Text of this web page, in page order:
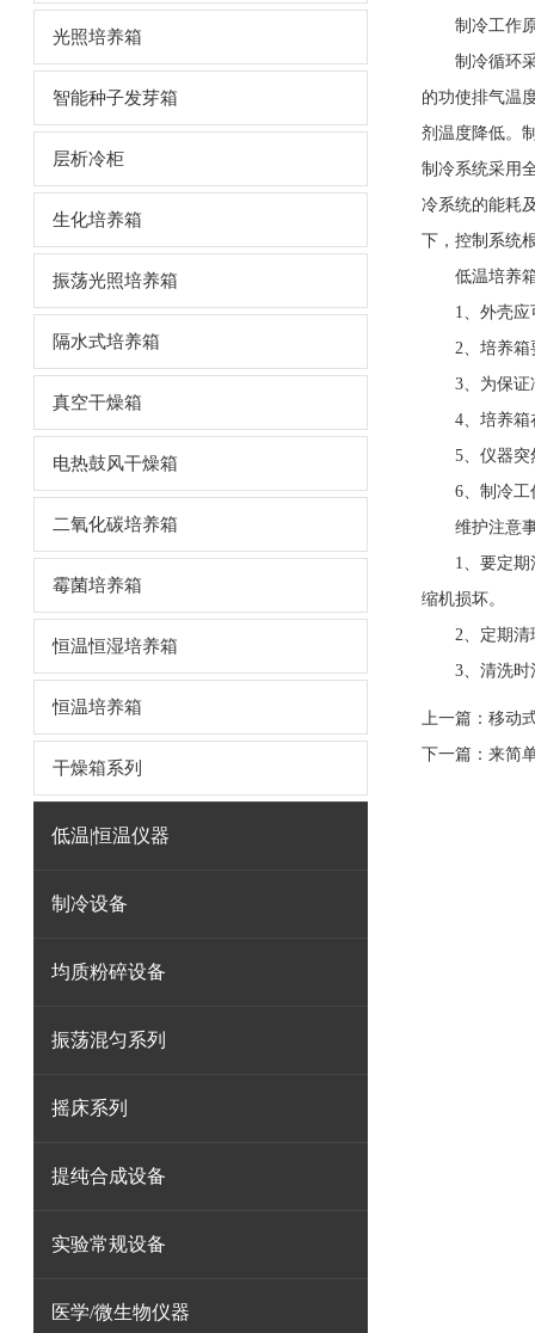
光照培养箱
智能种子发芽箱
层析冷柜
生化培养箱
振荡光照培养箱
隔水式培养箱
真空干燥箱
电热鼓风干燥箱
二氧化碳培养箱
霉菌培养箱
恒温恒湿培养箱
恒温培养箱
干燥箱系列
低温|恒温仪器
制冷设备
均质粉碎设备
振荡混匀系列
摇床系列
提纯合成设备
实验常规设备
医学/微生物仪器
制冷工作原
制冷循环采
的功使排气温
剂温度降低。
制冷系统采用
冷系统的能耗
下，控制系统
低温培养
1、外壳应
2、培养箱要
3、为保证冷
4、培养箱在
5、仪器突然
6、制冷工作
维护注意事
1、要定期清
缩机损坏。
2、定期清理
3、清洗时注
上一篇： 移动
下一篇： 来简